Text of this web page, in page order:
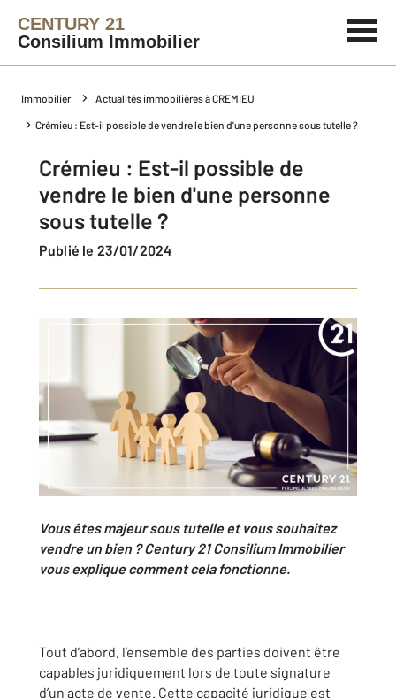
CENTURY 21
Consilium Immobilier
Immobilier Actualités immobilières à CREMIEU
Crémieu : Est-il possible de vendre le bien d'une personne sous tutelle ?
Crémieu : Est-il possible de
vendre le bien d'une personne
sous tutelle ?
Publié le 23/01/2024
Vous êtes majeur sous tutelle et vous souhaitez
vendre un bien ? Century 21 Consilium Immobilier
vous explique comment cela fonctionne.
Tout d’abord, l’ensemble des parties doivent être
capables juridiquement lors de toute signature
d’un acte de vente. Cette capacité juridique est